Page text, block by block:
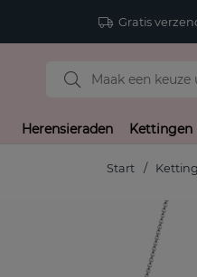
Gratis
Herensieraden Kettingen
Start